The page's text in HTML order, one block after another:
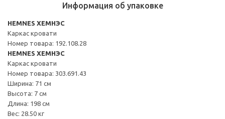
Информация об упаковке
HEMNES ХЕМНЭС
Каркас кровати
Номер товара: 192.108.28
HEMNES ХЕМНЭС
Каркас кровати
Номер товара: 303.691.43
Ширина: 71 см
Высота: 7 см
Длина: 198 см
Вес: 28.50 кг